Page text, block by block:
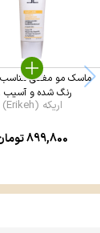
ماسک مو مغذی
رنگ شده و آسیب
اریکه (Erikeh)
899,800